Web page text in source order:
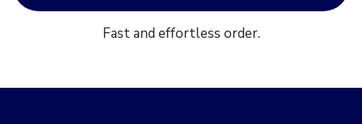
Fast and effortless order.